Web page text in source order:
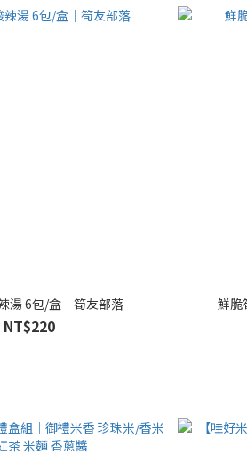
湯 6包/盒｜筍友部落
NT$220
鮮脆